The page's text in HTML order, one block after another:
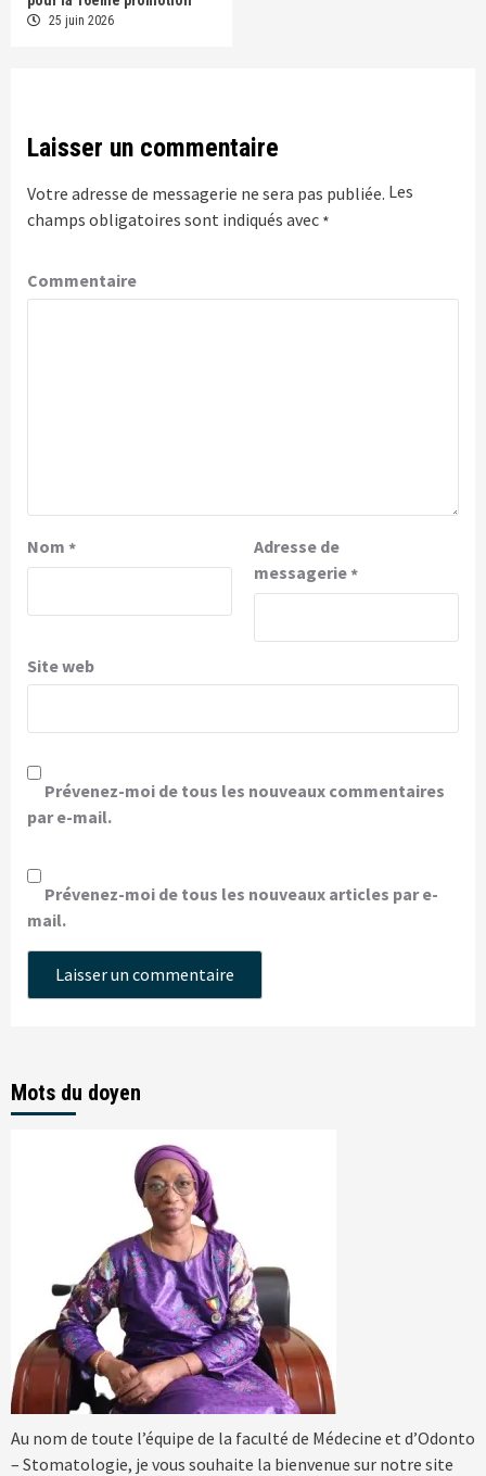
25 juin 2026
Laisser un commentaire
Votre adresse de messagerie ne sera pas publiée. Les
champs obligatoires sont indiqués avec *
Commentaire
Nom *
Adresse de
messagerie*
Site web
Prévenez-moi de tous les nouveaux commentaires
par e-mail.
Prévenez-moi de tous les nouveaux articles par e-
mail.
Mots du doyen
Au nom de toute l’équipe de la faculté de Médecine et d’Odonto
– Stomatologie, je vous souhaite la bienvenue sur notre site